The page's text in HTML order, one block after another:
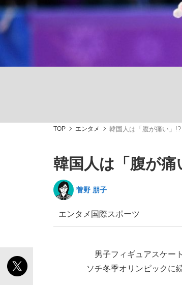
「キオクシアの投資の桁は
私のあのとき、私のいま
TOP エンタメ 韓国人は「腹が痛い」
韓国人は「腹が
菅野 朋子
エンタメ 国際スポーツ
男子フィギュアスケー
ソチ冬季オリンピックに